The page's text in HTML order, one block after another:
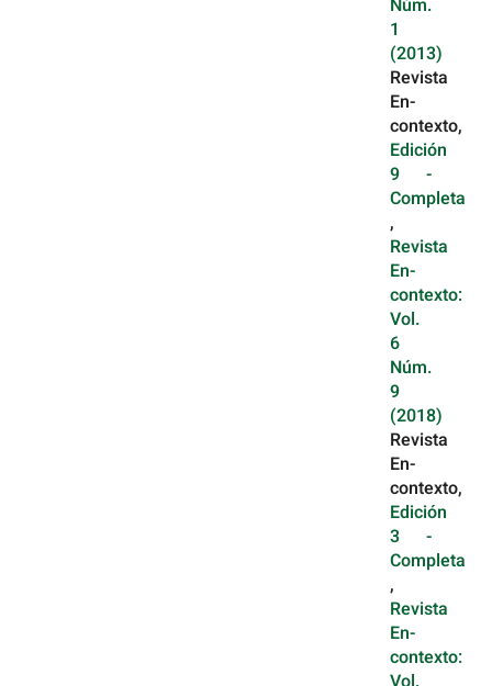
1
(2013)
Revista
En-
contexto,
Edición
9 -
Completa
,
Revista
En-
contexto:
Vol.
6
Núm.
9
(2018)
Revista
En-
contexto,
Edición
3 -
Completa
,
Revista
En-
contexto: